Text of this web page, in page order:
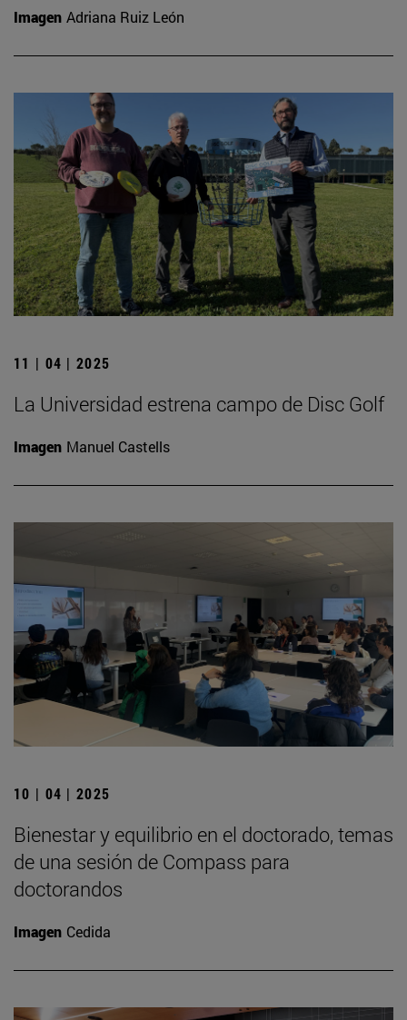
Imagen Adriana Ruiz León
11 | 04 | 2025
La Universidad estrena campo de Disc Golf
Imagen Manuel Castells
10 | 04 | 2025
Bienestar y equilibrio en el doctorado, temas
de una sesión de Compass para
doctorandos
Imagen Cedida